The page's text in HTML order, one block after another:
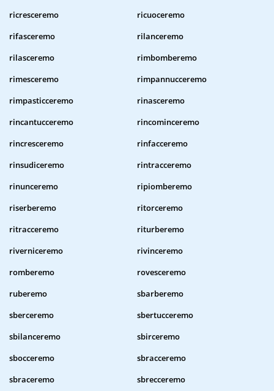
ricresceremo
ricuoceremo
rifasceremo
rilanceremo
rilasceremo
rimbomberemo
rimesceremo
rimpannucceremo
rimpasticceremo
rinasceremo
rincantucceremo
rincominceremo
rincresceremo
rinfacceremo
rinsudiceremo
rintracceremo
rinunceremo
ripiomberemo
riserberemo
ritorceremo
ritracceremo
riturberemo
riverniceremo
rivinceremo
romberemo
rovesceremo
ruberemo
sbarberemo
sberceremo
sbertucceremo
sbilanceremo
sbirceremo
sbocceremo
sbracceremo
sbraceremo
sbrecceremo